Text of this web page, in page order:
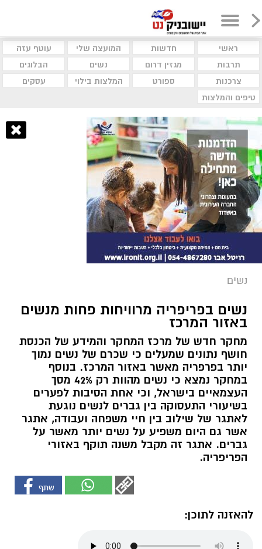
ראשי חדשות המועצה שלי
עוטף עזה
תרבות
מגזין דרום נשים
הבלוגים
צרכנות
ספורט המלצות בילוי
עסקים
טיפים והמלצות
נשים
נשים בפריפריה מרוויחות פחות מנשים
באזור המרכז
מחקר חדש של מרכז המחקר והמידע של הכנסת
חושף נתונים שמעלים כי שכרם של נשים נמוך
יותר בפרפריה מאשר באזור המרכז. בנוסף
במחקר נמצא כי נשים מהוות רק 42% מסך
העצמאיים בישראל, וכי אחת הסיבות לפערים
בשיעורי התעסוקה בין גברים לנשים נוגעת
לאתגר של שילוב בין חיי משפחה ועבודה, אתגר
אשר גם היום משפיע על נשים יותר מאשר על
גברים. אתגר זה מקבל משנה תוקף באזורי
הפריפריה.
להאזנה לתוכן: